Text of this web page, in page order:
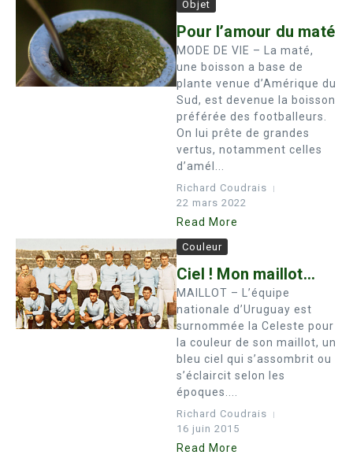
Objet
Pour l’amour du maté
MODE DE VIE – La maté,
une boisson a base de
plante venue d’Amérique du
Sud, est devenue la boisson
préférée des footballeurs.
On lui prête de grandes
vertus, notamment celles
d’amél...
Richard Coudrais
22 mars 2022
Read More
Couleur
Ciel ! Mon maillot…
MAILLOT – L’équipe
nationale d’Uruguay est
surnommée la Celeste pour
la couleur de son maillot, un
bleu ciel qui s’assombrit ou
s’éclaircit selon les
époques....
Richard Coudrais
16 juin 2015
Read More